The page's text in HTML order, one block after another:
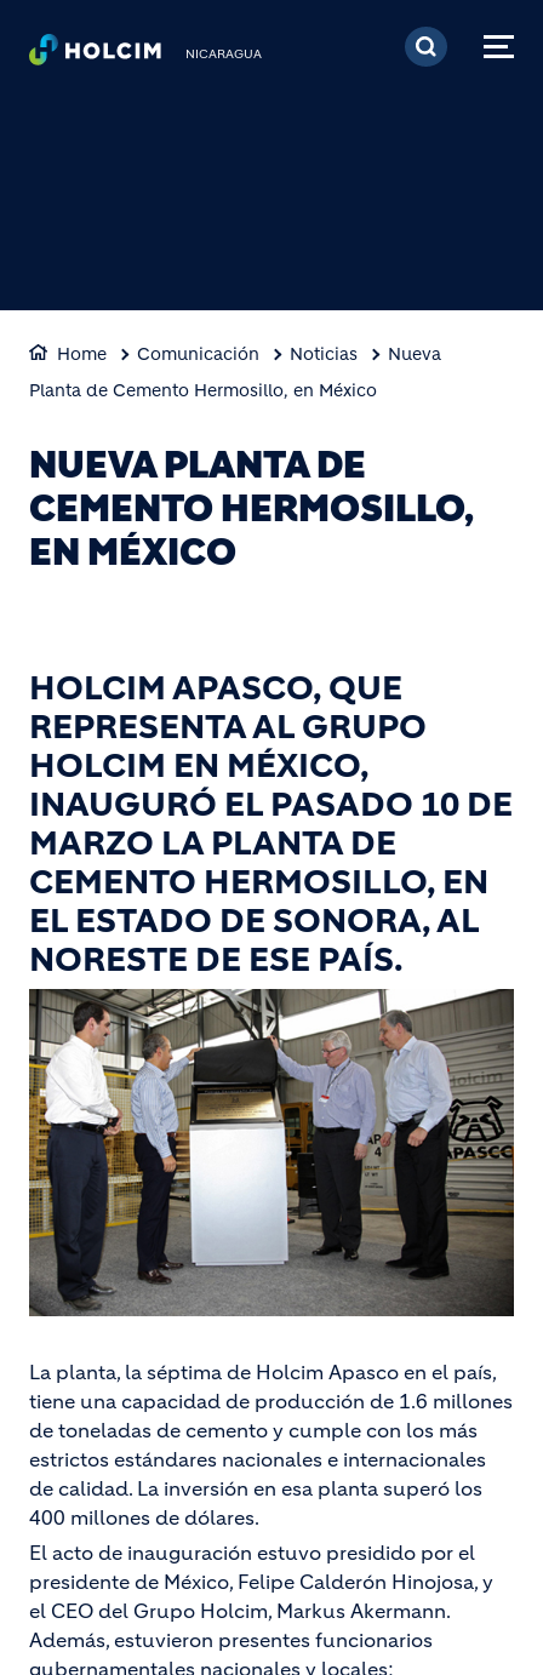
Pasar al contenido
NICARAGUA
Home Comunicación Noticias
Nueva
Planta de Cemento Hermosillo, en México
NUEVA PLANTA DE
CEMENTO HERMOSILLO,
EN MÉXICO
HOLCIM APASCO, QUE
REPRESENTA AL GRUPO
HOLCIM EN MÉXICO,
INAUGURÓ EL PASADO 10 DE
MARZO LA PLANTA DE
CEMENTO HERMOSILLO, EN
EL ESTADO DE SONORA, AL
NORESTE DE ESE PAÍS.
La planta, la séptima de Holcim Apasco en el país,
tiene una capacidad de producción de 1.6 millones
de toneladas de cemento y cumple con los más
estrictos estándares nacionales e internacionales
de calidad. La inversión en esa planta superó los
400 millones de dólares.
El acto de inauguración estuvo presidido por el
presidente de México, Felipe Calderón Hinojosa, y
el CEO del Grupo Holcim, Markus Akermann.
Además, estuvieron presentes funcionarios
gubernamentales nacionales y locales;